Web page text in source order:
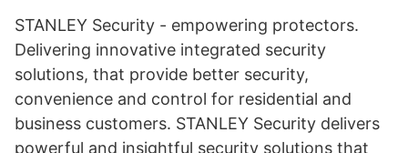
STANLEY Security - empowering protectors.
Delivering innovative integrated security
solutions, that provide better security,
convenience and control for residential and
business customers. STANLEY Security delivers
powerful and insightful security solutions that